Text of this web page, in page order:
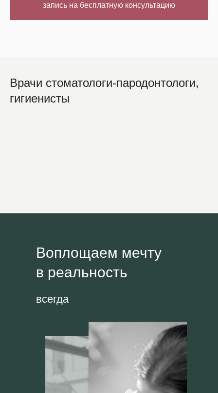
запись на бесплатную консультацию
Врачи стоматологи-пародонтологи,
гигиенисты
Воплощаем мечту
в реальность
всегда